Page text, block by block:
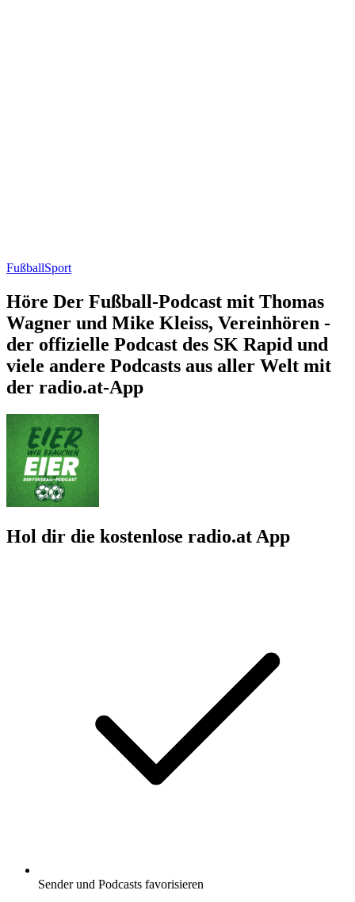
FußballSport
Höre Der Fußball-Podcast mit Thomas
Wagner und Mike Kleiss, Vereinhören -
der offizielle Podcast des SK Rapid und
viele andere Podcasts aus aller Welt mit
der radio.at-App
Hol dir die kostenlose radio.at App
Sender und Podcasts favorisieren